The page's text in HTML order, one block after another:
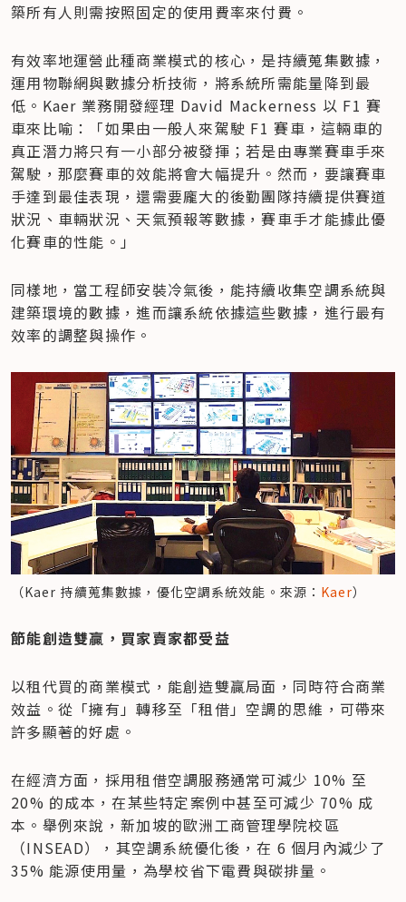
築所有人則需按照固定的使用費率來付費。
有效率地運營此種商業模式的核心，是持續蒐集數據，
運用物聯網與數據分析技術，將系統所需能量降到最
低。Kaer 業務開發經理 David Mackerness 以 F1 賽
車來比喻：「如果由一般人來駕駛 F1 賽車，這輛車的
真正潛力將只有一小部分被發揮；若是由專業賽車手來
駕駛，那麼賽車的效能將會大幅提升。然而，要讓賽車
手達到最佳表現，還需要龐大的後勤團隊持續提供賽道
狀況、車輛狀況、天氣預報等數據，賽車手才能據此優
化賽車的性能。」
同樣地，當工程師安裝冷氣後，能持續收集空調系統與
建築環境的數據，進而讓系統依據這些數據，進行最有
效率的調整與操作。
（Kaer 持續蒐集數據，優化空調系統效能。來源： Kaer）
節能創造雙贏，買家賣家都受益
以租代買的商業模式，能創造雙贏局面，同時符合商業
效益。從「擁有」轉移至「租借」空調的思維，可帶來
許多顯著的好處。
在經濟方面，採用租借空調服務通常可減少 10% 至
20% 的成本，在某些特定案例中甚至可減少 70% 成
本。舉例來說，新加坡的歐洲工商管理學院校區
（INSEAD），其空調系統優化後，在 6 個月內減少了
35% 能源使用量，為學校省下電費與碳排量。